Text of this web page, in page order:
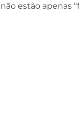
estão apenas